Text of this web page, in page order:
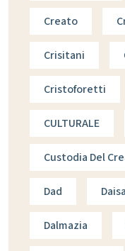
Creato
Crisitani
Cristoforetti
CULTURALE
Custodia Del
Dad
Dalmazia